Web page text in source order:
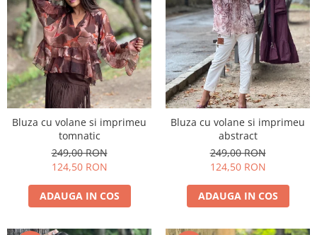
Bluza cu volane si imprimeu
tomnatic
249,00 RON
124,50 RON
ADAUGA IN COS
Bluza cu volane si imprimeu
abstract
249,00 RON
124,50 RON
ADAUGA IN COS